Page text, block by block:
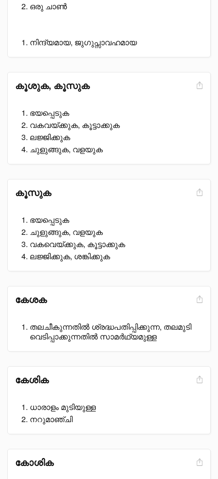
ഒരു ചാൺ
നിന്ദ്യമായ, ജുഗുപ്സാവഹമായ
കൂശുക, കൂസുക
ഭയപ്പെടുക
വകവയ്ക്കുക, കൂട്ടാക്കുക
ലജ്ജിക്കുക
ചുളുങ്ങുക, വളയുക
കൂസുക
ഭയപ്പെടുക
ചുളുങ്ങുക, വളയുക
വകവെയ്ക്കുക, കൂട്ടാക്കുക
ലജ്ജിക്കുക, ശങ്കിക്കുക
കേശക
തലചീകുന്നതിൽ ശ്രദ്ധപതിപ്പിക്കുന്ന, തലമുടി
വെടിപ്പാക്കുന്നതിൽ സാമർഥ്യമുള്ള
കേശിക
ധാരാളം മുടിയുള്ള
നറുമാഞ്ചി
കോശിക